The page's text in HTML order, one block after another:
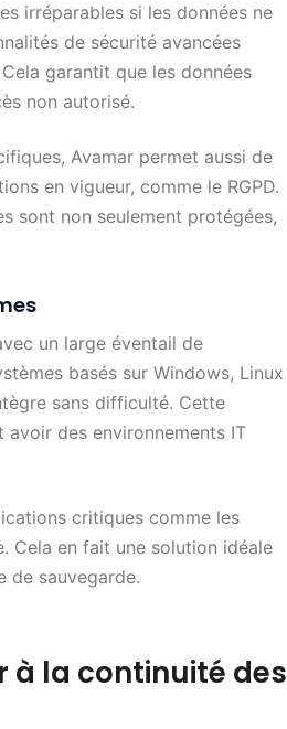
irréparables si les données ne
de sécurité avancées
garantit que les données
non autorisé.
Avamar permet aussi de
en vigueur, comme le RGPD.
sont non seulement protégées,
un large éventail de
basés sur Windows, Linux
sans difficulté. Cette
des environnements IT
critiques comme les
Cela en fait une solution idéale
de sauvegarde.
la continuité des